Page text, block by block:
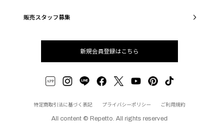
販売スタッフ募集
新規会員登録はこちら
特定商取引法に基づく表記 プライバシーポリシー ご利用規約
All content © Repetto. All rights reserved